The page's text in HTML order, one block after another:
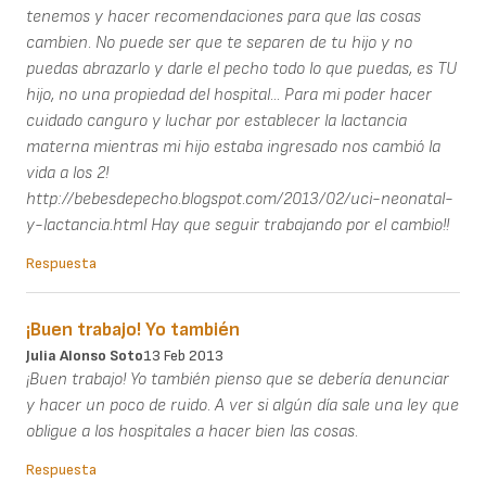
tenemos y hacer recomendaciones para que las cosas
cambien. No puede ser que te separen de tu hijo y no
puedas abrazarlo y darle el pecho todo lo que puedas, es TU
hijo, no una propiedad del hospital... Para mi poder hacer
cuidado canguro y luchar por establecer la lactancia
materna mientras mi hijo estaba ingresado nos cambió la
vida a los 2!
http://bebesdepecho.blogspot.com/2013/02/uci-neonatal-
y-lactancia.html Hay que seguir trabajando por el cambio!!
Respuesta
¡Buen trabajo! Yo también
Julia Alonso Soto13 Feb 2013
¡Buen trabajo! Yo también pienso que se debería denunciar
y hacer un poco de ruido. A ver si algún día sale una ley que
obligue a los hospitales a hacer bien las cosas.
Respuesta